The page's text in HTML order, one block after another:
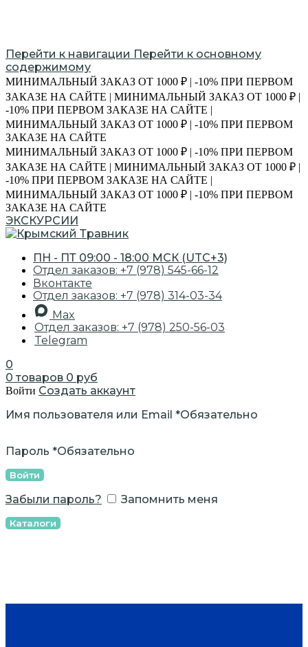
Перейти к навигации Перейти к основному
содержимому
МИНИМАЛЬНЫЙ ЗАКАЗ ОТ 1000 ₽ | -10% ПРИ ПЕРВОМ
ЗАКАЗЕ НА САЙТЕ | МИНИМАЛЬНЫЙ ЗАКАЗ ОТ 1000 ₽ |
-10% ПРИ ПЕРВОМ ЗАКАЗЕ НА САЙТЕ |
МИНИМАЛЬНЫЙ ЗАКАЗ ОТ 1000 ₽ | -10% ПРИ ПЕРВОМ
ЗАКАЗЕ НА САЙТЕ
МИНИМАЛЬНЫЙ ЗАКАЗ ОТ 1000 ₽ | -10% ПРИ ПЕРВОМ
ЗАКАЗЕ НА САЙТЕ | МИНИМАЛЬНЫЙ ЗАКАЗ ОТ 1000 ₽ |
-10% ПРИ ПЕРВОМ ЗАКАЗЕ НА САЙТЕ |
МИНИМАЛЬНЫЙ ЗАКАЗ ОТ 1000 ₽ | -10% ПРИ ПЕРВОМ
ЗАКАЗЕ НА САЙТЕ
ЭКСКУРСИИ
ПН - ПТ 09:00 - 18:00 МСК (UTC+3)
Отдел заказов: +7 (978) 545-66-12
Вконтакте
Отдел заказов: +7 (978) 314-03-34
Max
Отдел заказов: +7 (978) 250-56-03
Telegram
0
0 товаров 0 руб
Войти Создать аккаунт
Имя пользователя или Email *Обязательно
Пароль *Обязательно
Войти
Забыли пароль? Запомнить меня
Каталоги